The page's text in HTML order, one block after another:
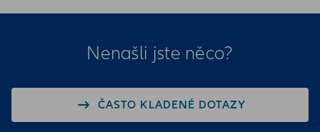
Nenašli jste něco?
ČASTO KLADENÉ DOTAZY